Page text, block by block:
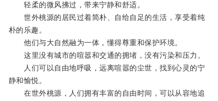
轻柔的微风拂过，带来宁静和舒适。
世外桃源的居民过着简朴、自给自足的生活，享受着纯
朴的乐趣。
他们与大自然融为一体，懂得尊重和保护环境。
这里没有城市的喧嚣和交通的拥堵，没有污染和压力。
人们可以自由地呼吸，远离喧嚣的尘世，找到心灵的宁
静和愉悦。
在世外桃源，人们拥有丰富的自由时间，可以从容地追